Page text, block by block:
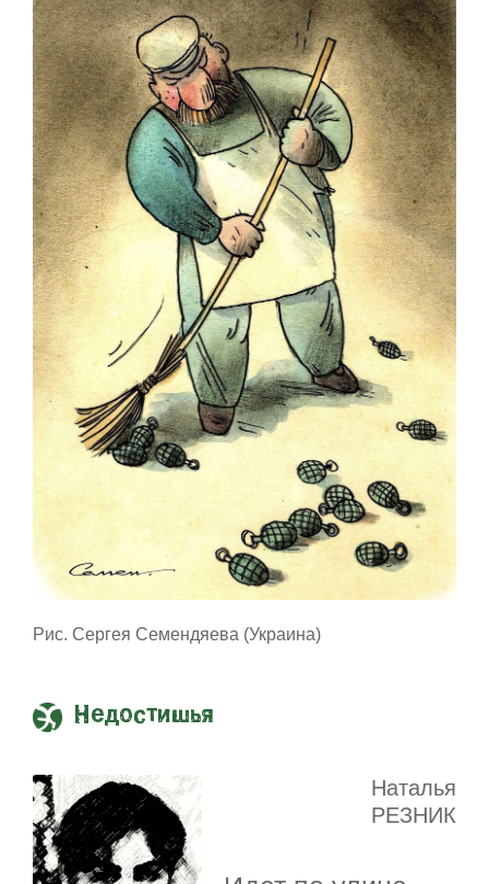
Рис. Сергея Семендяева (Украина)
Недостишья
Наталья
РЕЗНИК